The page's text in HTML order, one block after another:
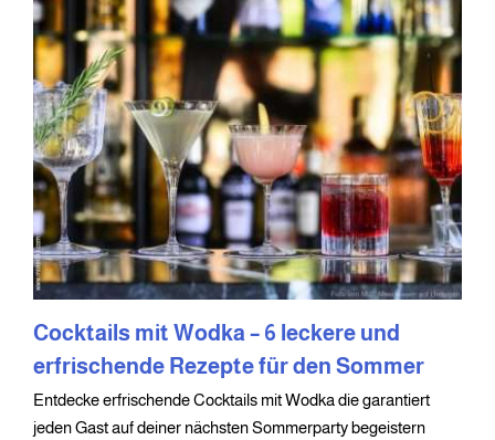
Cocktails mit Wodka – 6 leckere und
erfrischende Rezepte für den Sommer
Entdecke erfrischende Cocktails mit Wodka die garantiert
jeden Gast auf deiner nächsten Sommerparty begeistern